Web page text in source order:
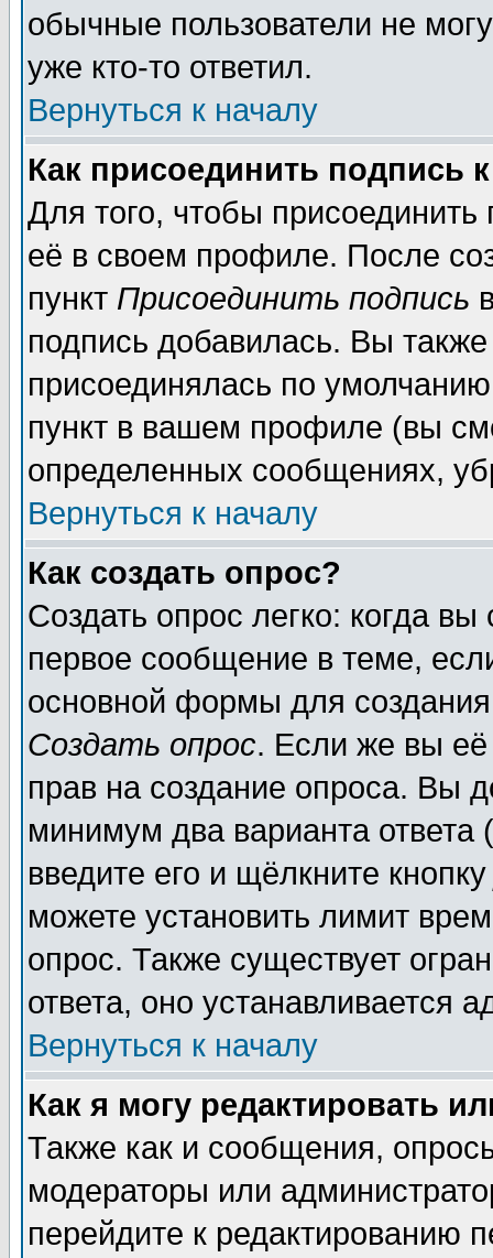
обычные пользователи не
уже кто-то ответил.
Вернуться к началу
Как присоединить подпись
Для того, чтобы
её в своем профиле. После
пункт Присоединить подпись
подпись добавилась. Вы
присоединялась по
пункт в вашем профиле (вы
определенных сообщениях,
Вернуться к началу
Как создать опрос?
Создать опрос легко: когда
первое сообщение в теме,
основной формы для
Создать опрос. Если же вы её
прав на создание опроса. Вы
минимум два варианта ответа
введите его и щёлкните
можете установить лимит
опрос. Также существует
ответа, оно устанавливается
Вернуться к началу
Как я могу редактировать
Также как и сообщения,
модераторы или
перейдите к редактированию